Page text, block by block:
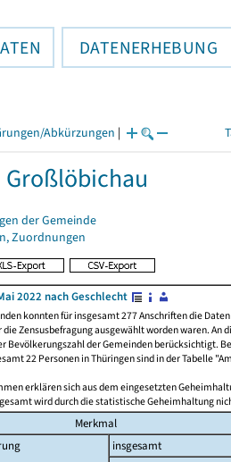
DATENERHEBUNG
Abkürzungen |
der Gemeinde
Zuordnungen
2022 nach Geschlecht
konnten für insgesamt 277 Anschriften die
Zensusbefragung ausgewählt worden waren. An
Bevölkerungszahl der Gemeinden berücksichtigt.
22 Personen in Thüringen sind in der Tabelle
erklären sich aus dem eingesetzten
wird durch die statistische Geheimhaltung
Merkmal
insgesamt